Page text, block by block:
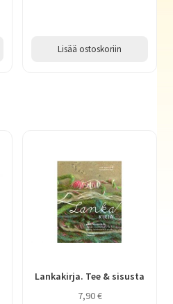
Lisää ostoskoriin
Lankakirja. Tee & sisusta
7,90€